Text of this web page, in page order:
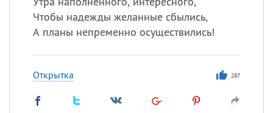
Чтобы надежды желанные сбылись,
А планы непременно осуществились!
Открытка 287